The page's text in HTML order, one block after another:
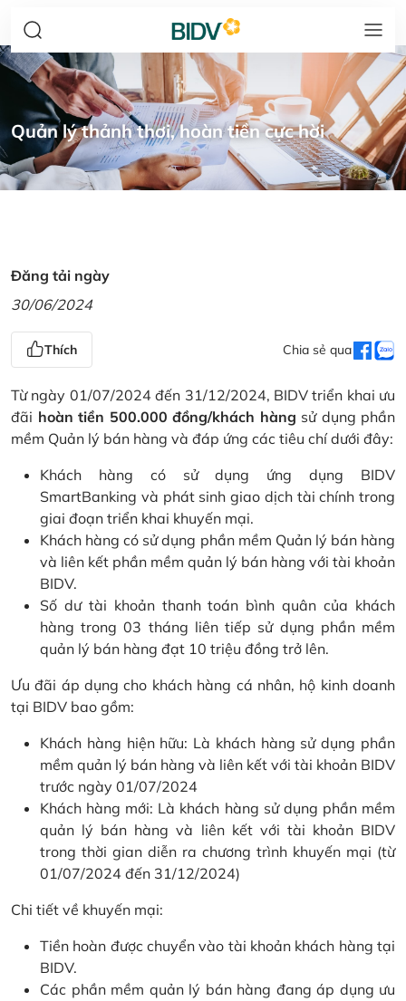
Quản lý thảnh thơi, hoàn tiền cực hời
Đăng tải ngày
30/06/2024
Thích Chia sẻ qua
Từ ngày 01/07/2024 đến 31/12/2024, BIDV triển khai ưu
đãi hoàn tiền 500.000 đồng/khách hàng sử dụng phần
mềm Quản lý bán hàng và đáp ứng các tiêu chí dưới đây:
Khách hàng có sử dụng ứng dụng BIDV
SmartBanking và phát sinh giao dịch tài chính trong
giai đoạn triển khai khuyến mại.
Khách hàng có sử dụng phần mềm Quản lý bán hàng
và liên kết phần mềm quản lý bán hàng với tài khoản
BIDV.
Số dư tài khoản thanh toán bình quân của khách
hàng trong 03 tháng liên tiếp sử dụng phần mềm
quản lý bán hàng đạt 10 triệu đồng trở lên.
Ưu đãi áp dụng cho khách hàng cá nhân, hộ kinh doanh
tại BIDV bao gồm:
Khách hàng hiện hữu: Là khách hàng sử dụng phần
mềm quản lý bán hàng và liên kết với tài khoản BIDV
trước ngày 01/07/2024
Khách hàng mới: Là khách hàng sử dụng phần mềm
quản lý bán hàng và liên kết với tài khoản BIDV
trong thời gian diễn ra chương trình khuyến mại (từ
01/07/2024 đến 31/12/2024)
Chi tiết về khuyến mại:
Tiền hoàn được chuyển vào tài khoản khách hàng tại
BIDV.
Các phần mềm quản lý bán hàng đang áp dụng ưu